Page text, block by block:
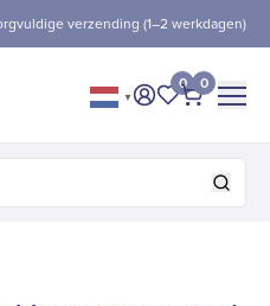
verzending (1–2 werkdagen)
▼ Mijn account
Mijn
0 0